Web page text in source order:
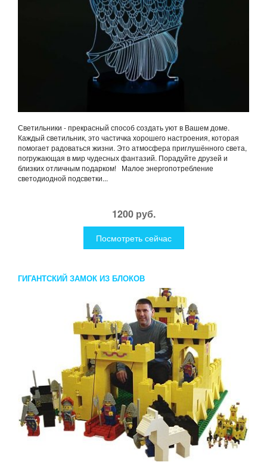
Светильники - прекрасный способ создать уют в Вашем доме.
Каждый светильник, это частичка хорошего настроения, которая
помогает радоваться жизни. Это атмосфера приглушённого света,
погружающая в мир чудесных фантазий. Порадуйте друзей и
близких отличным подарком! Малое энергопотребление
светодиодной подсветки...
1200 руб.
Посмотреть сейчас
ГИГАНТСКИЙ ЗАМОК ИЗ БЛОКОВ